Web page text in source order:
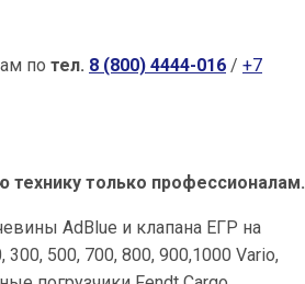
по тел. 8 (800) 4444-016 / +7
технику только профессионалам.
AdBlue и клапана ЕГР на
500, 700, 800, 900,1000 Vario,